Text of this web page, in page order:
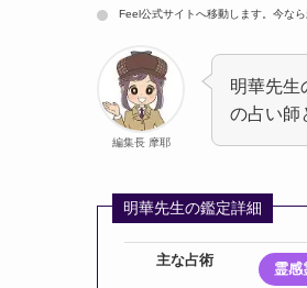
Feel公式サイトへ移動します。今な
編集長 摩耶
明華先生
の占い師
明華先生の鑑定詳細
主な占術
霊感